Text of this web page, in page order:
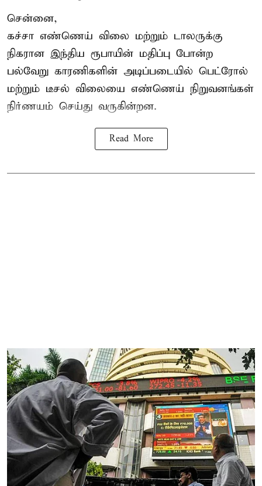
சென்னை,
கச்சா எண்ணெய் விலை மற்றும் டாலருக்கு
நிகரான இந்திய ரூபாயின் மதிப்பு போன்ற
பல்வேறு காரணிகளின் அடிப்படையில் பெட்ரோல்
மற்றும் டீசல் விலையை எண்ணெய் நிறுவனங்கள்
நிர்ணயம் செய்து வருகின்றன.
Read More